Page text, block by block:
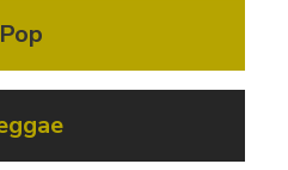
Pop